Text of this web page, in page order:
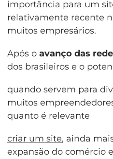
importância para um
relativamente recente
muitos empresários.
Após o avanço das
dos brasileiros e o
quando servem para
muitos
quanto é relevante
criar um site, ainda
expansão do comércio